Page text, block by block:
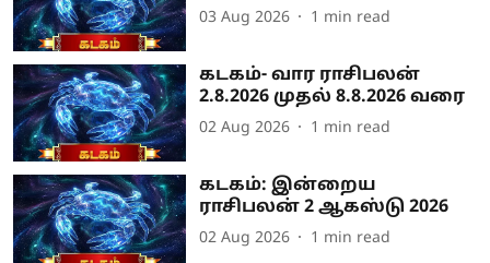
03 Aug 2026 1 min read
கடகம்- வார ராசிபலன்
2.8.2026 முதல் 8.8.2026 வரை
02 Aug 2026 1 min read
கடகம்: இன்றைய
ராசிபலன் 2 ஆகஸ்டு 2026
02 Aug 2026 1 min read